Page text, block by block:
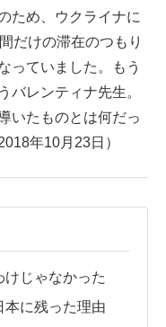
ため、ウクライナに
だけの滞在のつもり
っていました。もう
バレンティナ先生。
いたものとは何だっ
年10月23日）
じゃなかった
本に残った理由